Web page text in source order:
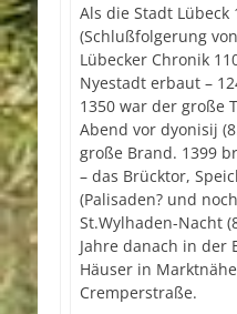
Als die Stadt Lübeck
(Schlußfolgerung
Lübecker Chronik
Nyestadt erbaut –
1350 war der große
Abend vor dyonisij
große Brand. 1399
– das Brücktor,
(Palisaden? und
St.Wylhaden-Nacht
Jahre danach in der
Häuser in
Cremperstraße.